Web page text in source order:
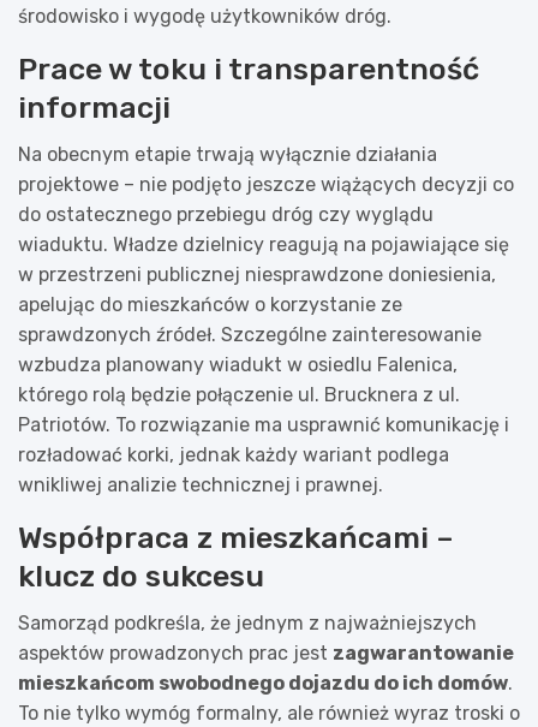
środowisko i wygodę użytkowników dróg.
Prace w toku i transparentność
informacji
Na obecnym etapie trwają wyłącznie działania
projektowe – nie podjęto jeszcze wiążących decyzji co
do ostatecznego przebiegu dróg czy wyglądu
wiaduktu. Władze dzielnicy reagują na pojawiające się
w przestrzeni publicznej niesprawdzone doniesienia,
apelując do mieszkańców o korzystanie ze
sprawdzonych źródeł. Szczególne zainteresowanie
wzbudza planowany wiadukt w osiedlu Falenica,
którego rolą będzie połączenie ul. Brucknera z ul.
Patriotów. To rozwiązanie ma usprawnić komunikację i
rozładować korki, jednak każdy wariant podlega
wnikliwej analizie technicznej i prawnej.
Współpraca z mieszkańcami –
klucz do sukcesu
Samorząd podkreśla, że jednym z najważniejszych
aspektów prowadzonych prac jest zagwarantowanie
mieszkańcom swobodnego dojazdu do ich domów.
To nie tylko wymóg formalny, ale również wyraz troski o